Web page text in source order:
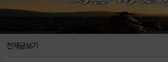
전체글보기